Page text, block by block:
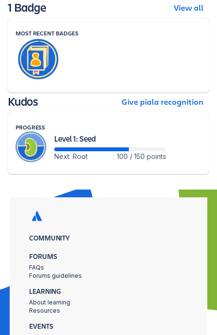
1 Badge View all
MOST RECENT BADGES
Kudos Give piala recognition
PROGRESS
Level 1: Seed
Next: Root 100 / 150 points
COMMUNITY
FORUMS
FAQs
Forums guidelines
LEARNING
About learning
Resources
EVENTS